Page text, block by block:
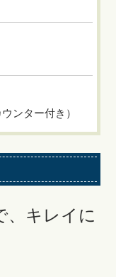
ンター付き）
、キレイに